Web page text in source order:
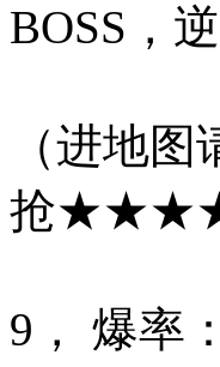
BOSS，
（进地
抢★★★★
9， 爆率